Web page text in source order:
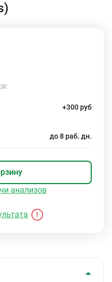
+300 руб
до 8 раб. дн.
анализов